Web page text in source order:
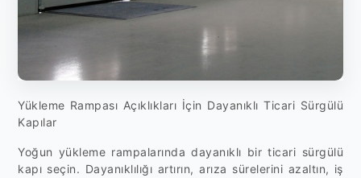
Yükleme Rampası Açıklıkları İçin Dayanıklı Ticari Sürgülü
Kapılar
Yoğun yükleme rampalarında dayanıklı bir ticari sürgülü
kapı seçin. Dayanıklılığı artırın, arıza sürelerini azaltın, iş